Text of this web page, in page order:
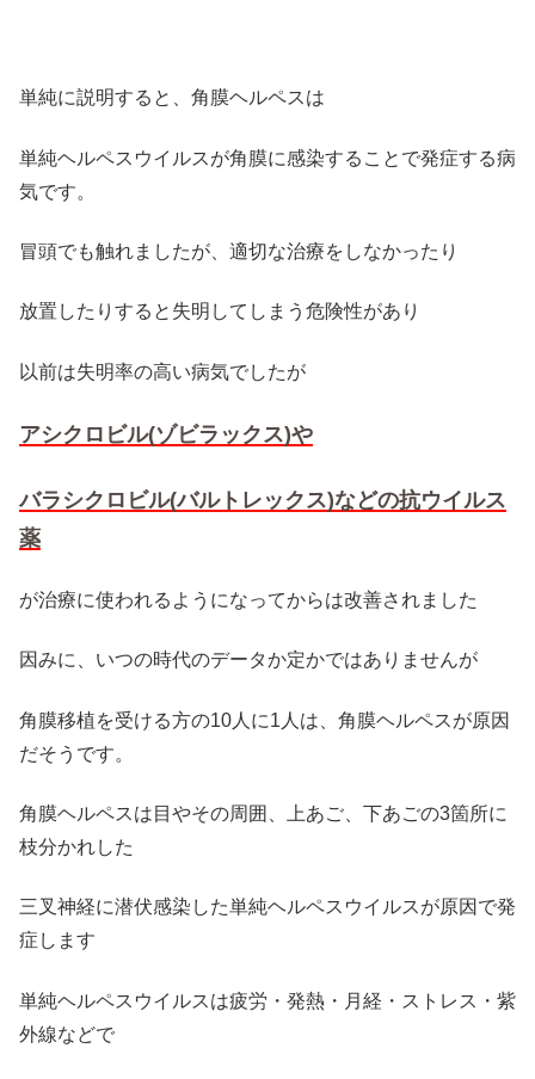
単純に説明すると、角膜ヘルペスは
単純ヘルペスウイルスが角膜に感染することで発症する病
気です。
冒頭でも触れましたが、適切な治療をしなかったり
放置したりすると失明してしまう危険性があり
以前は失明率の高い病気でしたが
アシクロビル(ゾビラックス)や
バラシクロビル(バルトレックス)などの抗ウイルス
薬
が治療に使われるようになってからは改善されました
因みに、いつの時代のデータか定かではありませんが
角膜移植を受ける方の10人に1人は、角膜ヘルペスが原因
だそうです。
角膜ヘルペスは目やその周囲、上あご、下あごの3箇所に
枝分かれした
三叉神経に潜伏感染した単純ヘルペスウイルスが原因で発
症します
単純ヘルペスウイルスは疲労・発熱・月経・ストレス・紫
外線などで